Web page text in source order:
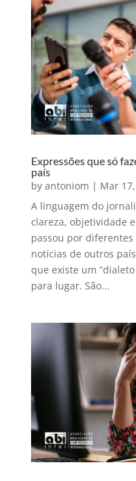
Expressões que só
país
by antoniom | Mar
A linguagem do
clareza, objetividade
passou por
notícias de outros
que existe um
para lugar. São...